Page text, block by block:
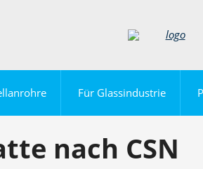
Für Glassindustrie
nach CSN